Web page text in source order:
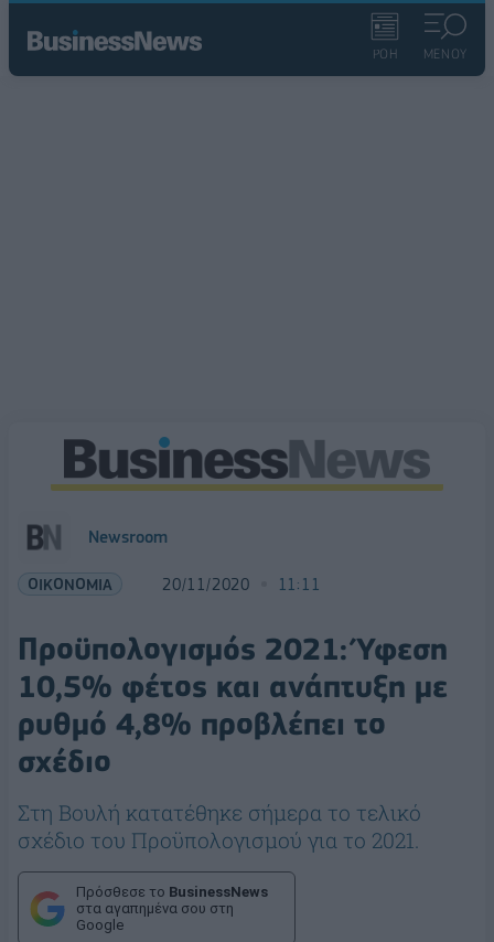
ΡΟΗ ΜΕΝΟΥ
Newsroom
ΟΙΚΟΝΟΜΙΑ 20/11/2020 11:11
Προϋπολογισμός 2021: Ύφεση
10,5% φέτος και ανάπτυξη με
ρυθμό 4,8% προβλέπει το
σχέδιο
Στη Βουλή κατατέθηκε σήμερα το τελικό
σχέδιο του Προϋπολογισμού για το 2021.
Πρόσθεσε το BusinessNews
στα αγαπημένα σου στη
Google